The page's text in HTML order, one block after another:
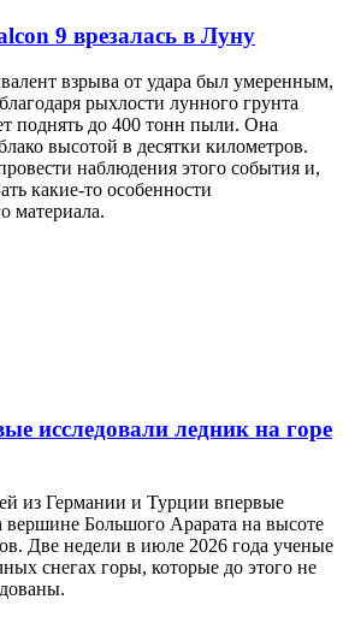
9 врезалась в Луну
взрыва от удара был умеренным,
рыхлости лунного грунта
поднять до 400 тонн пыли. Она
высотой в десятки километров.
наблюдения этого события и,
какие-то особенности
материала.
исследовали ледник на горе
из Германии и Турции впервые
вершине Большого Арарата на высоте
Две недели в июле 2026 года ученые
снегах горы, которые до этого не